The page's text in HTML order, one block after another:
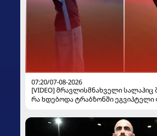
07:20/07-08-2026
[VIDEO] მრავლისმნახველი სალაჰიც
რა ხდებოდა ტრაბზონში